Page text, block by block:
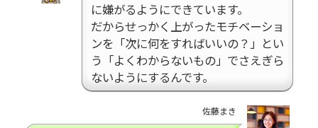
に嫌がるようにできています。
だからせっかく上がったモチベーショ
ンを「次に何をすればいいの？」とい
う「よくわからないもの」でさえぎら
ないようにするんです。
佐藤まき